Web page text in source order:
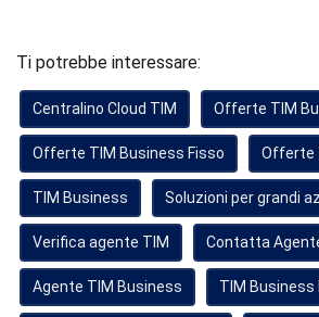
Ti potrebbe interessare:
Centralino Cloud TIM Offerte TIM
Offerte TIM Business Fisso Offerte
TIM Business Soluzioni per grandi
Verifica agente TIM Contatta
Agente TIM Business TIM Business